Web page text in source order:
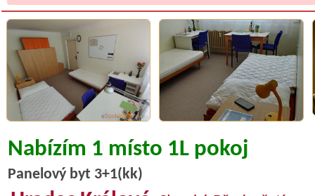
Nabízím 1 místo 1L pokoj
Panelový byt 3+1(kk)